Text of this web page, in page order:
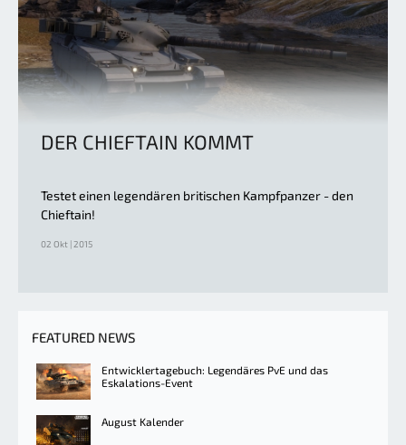
DER CHIEFTAIN KOMMT
Testet einen legendären britischen Kampfpanzer - den
Chieftain!
02 Okt | 2015
FEATURED NEWS
Entwicklertagebuch: Legendäres PvE und das
Eskalations-Event
August Kalender